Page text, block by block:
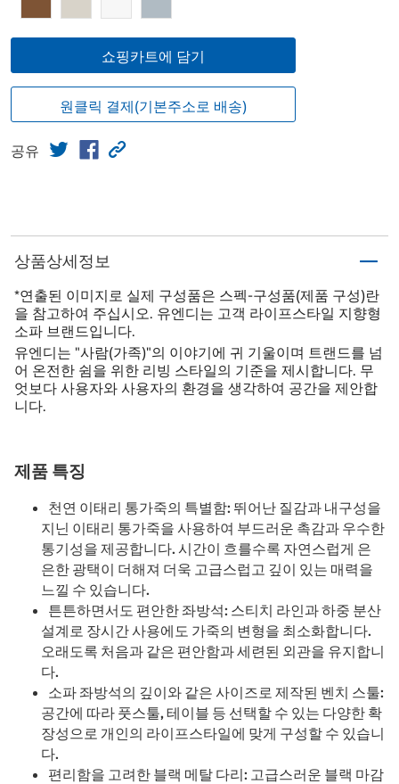
쇼핑카트에 담기
원클릭 결제(기본주소로 배송)
공유
상품상세정보
*연출된 이미지로 실제 구성품은 스펙-구성품(제품 구성)란
을 참고하여 주십시오. 유엔디는 고객 라이프스타일 지향형
소파 브랜드입니다.
유엔디는 "사람(가족)"의 이야기에 귀 기울이며 트랜드를 넘
어 온전한 쉼을 위한 리빙 스타일의 기준을 제시합니다. 무
엇보다 사용자와 사용자의 환경을 생각하여 공간을 제안합
니다.
제품 특징
천연 이태리 통가죽의 특별함: 뛰어난 질감과 내구성을
지닌 이태리 통가죽을 사용하여 부드러운 촉감과 우수한
통기성을 제공합니다. 시간이 흐를수록 자연스럽게 은
은한 광택이 더해져 더욱 고급스럽고 깊이 있는 매력을
느낄 수 있습니다.
튼튼하면서도 편안한 좌방석: 스티치 라인과 하중 분산
설계로 장시간 사용에도 가죽의 변형을 최소화합니다.
오래도록 처음과 같은 편안함과 세련된 외관을 유지합니
다.
소파 좌방석의 깊이와 같은 사이즈로 제작된 벤치 스툴:
공간에 따라 풋스툴, 테이블 등 선택할 수 있는 다양한 확
장성으로 개인의 라이프스타일에 맞게 구성할 수 있습니
다.
편리함을 고려한 블랙 메탈 다리: 고급스러운 블랙 마감